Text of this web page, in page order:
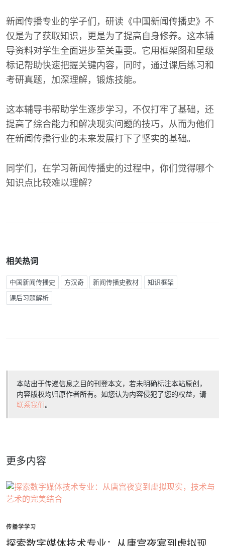
新闻传播专业的学子们，研读《中国新闻传播史》不
仅是为了获取知识，更是为了提高自身修养。这本辅
导资料对学生全面进步至关重要。它用框架图和星级
标记帮助快速把握关键内容，同时，通过课后练习和
考研真题，加深理解，锻炼技能。
这本辅导书帮助学生逐步学习，不仅打牢了基础，还
提高了综合能力和解决现实问题的技巧，从而为他们
在新闻传播行业的未来发展打下了坚实的基础。
同学们，在学习新闻传播史的过程中，你们觉得哪个
知识点比较难以理解？
相关热词
中国新闻传播史 方汉奇 新闻传播史教材 知识框架
课后习题解析
本站出于传递信息之目的刊登本文，若未明确标注本站原创，
内容版权均归原作者所有。如您认为内容侵犯了您的权益，请
联系我们。
更多内容
传播学学习